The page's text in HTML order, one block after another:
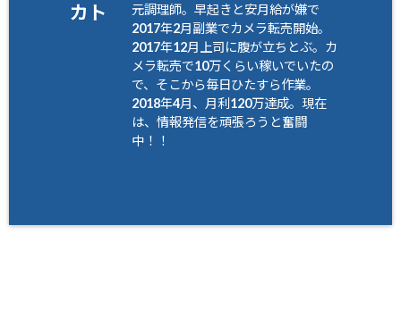
カト
元調理師。早起きと安月給が嫌で
2017年2月副業でカメラ転売開始。
2017年12月上司に腹が立ちとぶ。カ
メラ転売で10万くらい稼いでいたの
で、そこから毎日ひたすら作業。
2018年4月、月利120万達成。現在
は、情報発信を頑張ろうと奮闘
中！！